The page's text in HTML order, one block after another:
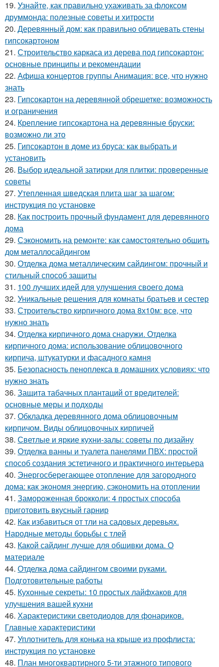
19. Узнайте, как правильно ухаживать за флоксом
друммонда: полезные советы и хитрости
20. Деревянный дом: как правильно облицевать стены
гипсокартоном
21. Строительство каркаса из дерева под гипсокартон:
основные принципы и рекомендации
22. Афиша концертов группы Анимация: все, что нужно
знать
23. Гипсокартон на деревянной обрешетке: возможность
и ограничения
24. Крепление гипсокартона на деревянные бруски:
возможно ли это
25. Гипсокартон в доме из бруса: как выбрать и
установить
26. Выбор идеальной затирки для плитки: проверенные
советы
27. Утепленная шведская плита шаг за шагом:
инструкция по установке
28. Как построить прочный фундамент для деревянного
дома
29. Сэкономить на ремонте: как самостоятельно обшить
дом металлосайдингом
30. Отделка дома металлическим сайдингом: прочный и
стильный способ защиты
31. 100 лучших идей для улучшения своего дома
32. Уникальные решения для комнаты братьев и сестер
33. Строительство кирпичного дома 8х10м: все, что
нужно знать
34. Отделка кирпичного дома снаружи. Отделка
кирпичного дома: использование облицовочного
кирпича, штукатурки и фасадного камня
35. Безопасность пеноплекса в домашних условиях: что
нужно знать
36. Защита табачных плантаций от вредителей:
основные меры и подходы
37. Обкладка деревянного дома облицовочным
кирпичом. Виды облицовочных кирпичей
38. Светлые и яркие кухни-залы: советы по дизайну
39. Отделка ванны и туалета панелями ПВХ: простой
способ создания эстетичного и практичного интерьера
40. Энергосберегающее отопление для загородного
дома: как экономя энергию, сэкономить на отоплении
41. Замороженная брокколи: 4 простых способа
приготовить вкусный гарнир
42. Как избавиться от тли на садовых деревьях.
Народные методы борьбы с тлей
43. Какой сайдинг лучше для обшивки дома. О
материале
44. Отделка дома сайдингом своими руками.
Подготовительные работы
45. Кухонные секреты: 10 простых лайфхаков для
улучшения вашей кухни
46. Характеристики светодиодов для фонариков.
Главные характеристики
47. Уплотнитель для конька на крыше из профлиста:
инструкция по установке
48. План многоквартирного 5-ти этажного типового